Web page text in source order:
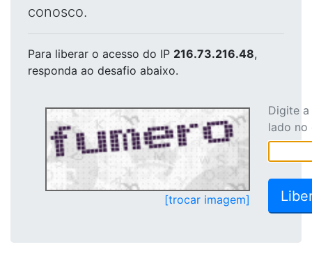
conosco.
Para liberar o acesso do IP 216.73.216.48,
responda ao desafio abaixo.
[trocar imagem]
Digite
lado no